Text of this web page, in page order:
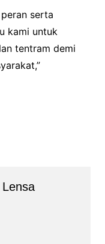
serta
kami untuk
tentram demi